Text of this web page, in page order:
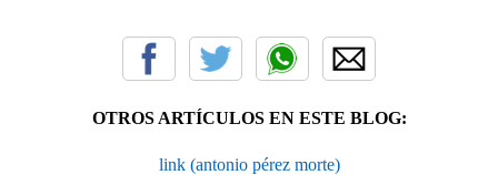
OTROS ARTÍCULOS EN ESTE BLOG:
link (antonio pérez morte)